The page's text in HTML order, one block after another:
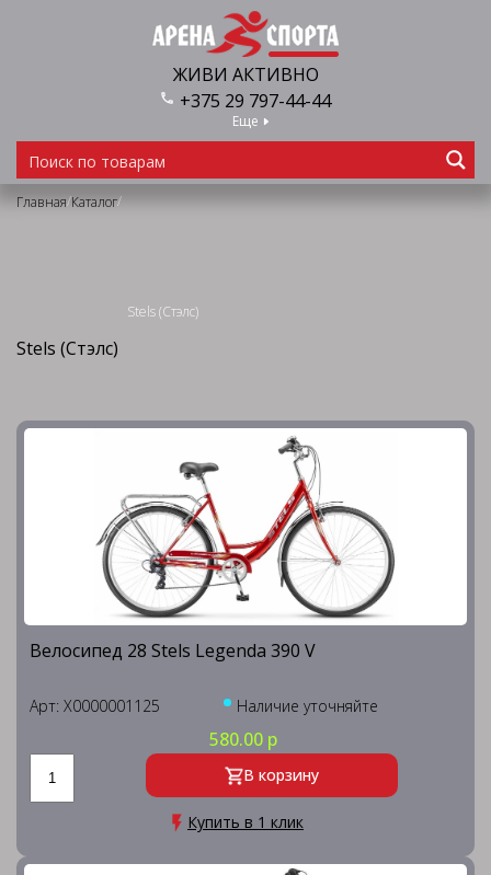
ЖИВИ АКТИВНО
+375 29 797-44-44
Еще
Главная/Каталог/
Stels (Стэлс)
Stels (Стэлс)
Велосипед 28 Stels Legenda 390 V
Арт: X0000001125 Наличие уточняйте
580.00 р
В корзину
Купить в 1 клик